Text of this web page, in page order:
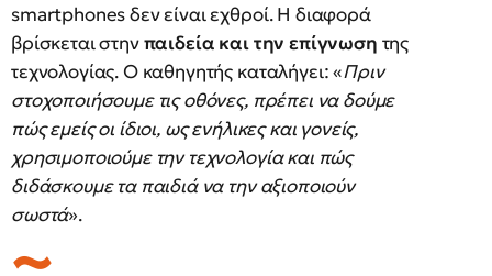
smartphones δεν είναι εχθροί. Η διαφορά
βρίσκεται στηνπαιδεία και την επίγνωση της
τεχνολογίας. Ο καθηγητής καταλήγει: «Πριν
στοχοποιήσουμε τις οθόνες, πρέπει να δούμε
πώς εμείς οι ίδιοι, ως ενήλικες και γονείς,
χρησιμοποιούμε την τεχνολογία και πώς
διδάσκουμε τα παιδιά να την αξιοποιούν
σωστά».